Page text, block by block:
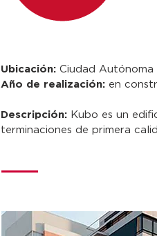
Ubicación: Ciudad Autónoma
Año de realización: en
Descripción: Kubo es un
terminaciones de primera